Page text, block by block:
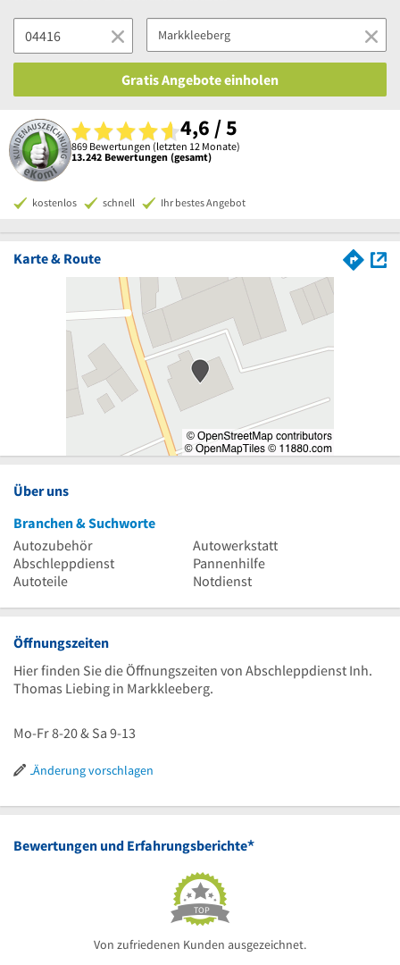
Gratis Angebote einholen
4,6 / 5
869 Bewertungen (letzten 12 Monate)
13.242 Bewertungen (gesamt)
kostenlos schnell Ihr bestes Angebot
Karte & Route
Über uns
Branchen & Suchworte
Autozubehör
Autowerkstatt
Abschleppdienst
Pannenhilfe
Autoteile
Notdienst
Öffnungszeiten
Hier finden Sie die Öffnungszeiten von Abschleppdienst Inh.
Thomas Liebing in Markkleeberg.
Mo-Fr 8-20 & Sa 9-13
Änderung vorschlagen
Bewertungen und Erfahrungsberichte*
TOP
Von zufriedenen Kunden ausgezeichnet.